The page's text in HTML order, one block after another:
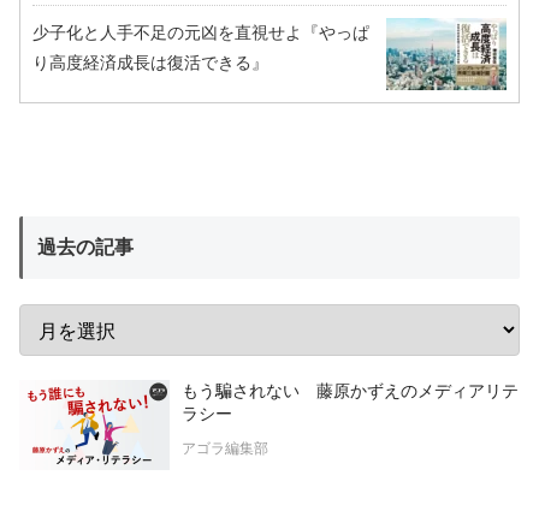
少子化と人手不足の元凶を直視せよ『やっぱ
り高度経済成長は復活できる』
過去の記事
もう騙されない 藤原かずえのメディアリテ
ラシー
アゴラ編集部